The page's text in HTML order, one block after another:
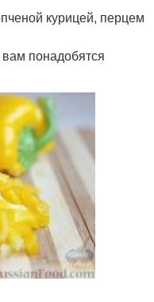
курицей, перцем
понадобятся